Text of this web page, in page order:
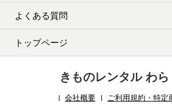
よくある質問
トップページ
きものレンタル わ
会社概要 ご利用規約・特定